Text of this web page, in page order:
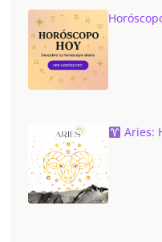
Aries: